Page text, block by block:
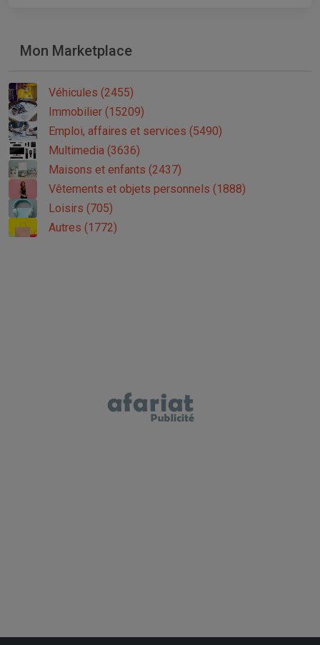
Mon Marketplace
Véhicules (2455)
Immobilier (15209)
Emploi, affaires et services (5490)
Multimedia (3636)
Maisons et enfants (2437)
Vêtements et objets personnels (1888)
Loisirs (705)
Autres (1772)